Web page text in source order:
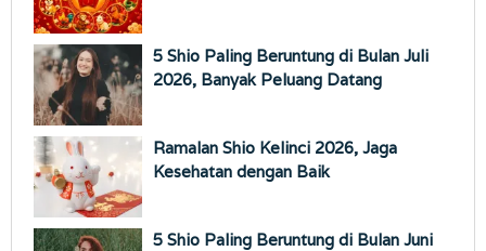
5 Shio Paling Beruntung di Bulan Juli
2026, Banyak Peluang Datang
Ramalan Shio Kelinci 2026, Jaga
Kesehatan dengan Baik
5 Shio Paling Beruntung di Bulan Juni